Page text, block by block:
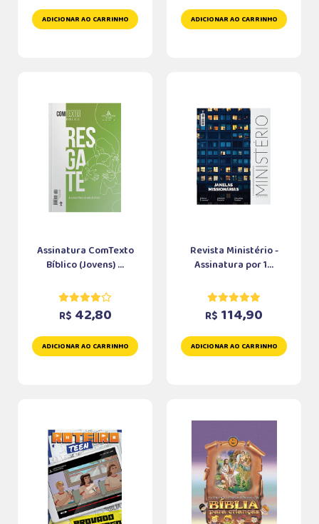
ADICIONAR AO CARRINHO ADICIONAR AO CARRINHO
Assinatura ComTexto
Bíblico (Jovens) ...
R$ 42,80
ADICIONAR AO CARRINHO
Revista Ministério -
Assinatura por 1...
R$ 114,90
ADICIONAR AO CARRINHO